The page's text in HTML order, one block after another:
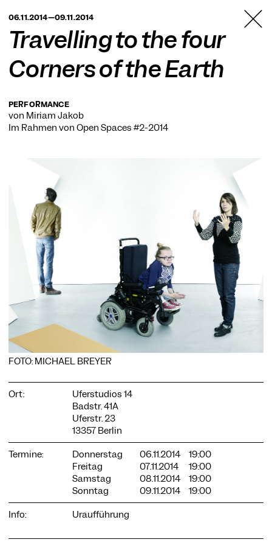
BERLIN
06.11.2014—09.11.2014
Travelling to the four
Corners of the Earth
PERFORMANCE
von Miriam Jakob
Im Rahmen von Open Spaces #2-2014
FOTO: MICHAEL BREYER
Ort:
Uferstudios 14
Badstr. 41A
Uferstr. 23
13357 Berlin
Termine:
Donnerstag 06.11.2014
19:00
Freitag
07.11.2014
19:00
Samstag
08.11.2014
19:00
Sonntag
09.11.2014
19:00
Info:
Uraufführung
COOKIE-EINSTELLUNGEN
Wir verwenden Cookies und Inhalte externer Anbieter auf
Sie die Website nutzen können. Andere Cookies helfen uns,
die Website weiterzuentwickeln. Sie können Ihre Einwilligung
jederzeit widerrufen. Bitte besuchen Sie unsere
Datenschutzerklärung für weitere Informationen. Unten
können Sie auswählen, welche Technologien Sie zulassen
Notwendige Cookies
Externe Medien
Statistiken
Nur notwendige Alle akzeptieren